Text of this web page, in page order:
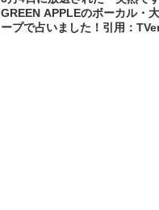
GREEN APPLEのボーカル・
ープで占いました！引用：